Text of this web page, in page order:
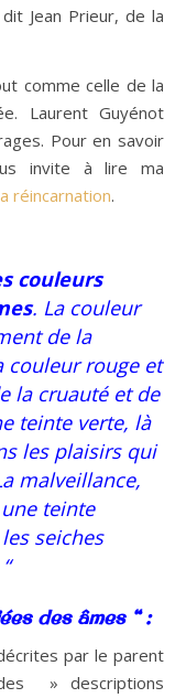
Jean Prieur, de la
comme celle de la
Laurent Guyénot
Pour en savoir
invite à lire ma
réincarnation.
couleurs
. La couleur
de la
couleur rouge et
la cruauté et de
teinte verte, là
les plaisirs qui
malveillance,
teinte
seiches
des âmes “ :
par le parent
» descriptions